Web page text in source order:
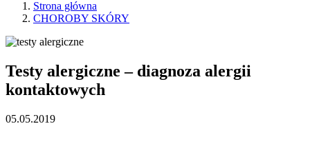
Strona główna
CHOROBY SKÓRY
Testy alergiczne – diagnoza alergii
kontaktowych
05.05.2019